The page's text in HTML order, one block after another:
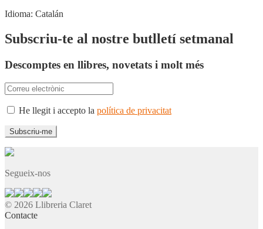
Idioma: Catalán
Subscriu-te al nostre butlletí setmanal
Descomptes en llibres, novetats i molt més
He llegit i accepto la política de privacitat
Segueix-nos
© 2026 Llibreria Claret
Contacte